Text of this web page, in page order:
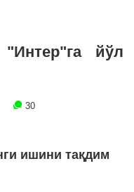
йўл
30
ишини тақдим